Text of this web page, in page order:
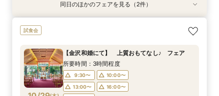
10/26(月)
2026年12月までの挙式をお考えのお2人へ 宿
13:00〜
16:00〜
18:00〜
10/26(月)
【少人数結婚式】貸切り可能なホテルウエディン
16:00〜
18:00〜
フェアを予約
同日のほかのフェアを見る（2件）
試食会
【金沢和婚にて】 上質おもてなし♪ フェア
所要時間：3時間程度
9:30〜
10:00〜
13:00〜
16:00〜